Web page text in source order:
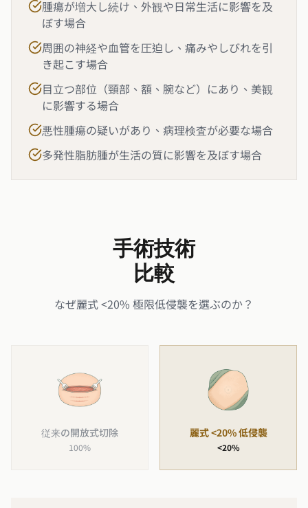
腫瘍が増大し続け、外観や日常生活に影響を及
ぼす場合
周囲の神経や血管を圧迫し、痛みやしびれを引
き起こす場合
目立つ部位（頸部、額、腕など）にあり、美観
に影響する場合
悪性腫瘍の疑いがあり、病理検査が必要な場合
多発性脂肪腫が生活の質に影響を及ぼす場合
手術技術
比較
なぜ麗式 <20% 極限低侵襲を選ぶのか？
従来の開放式切除
100%
麗式 <20% 低侵襲
<20%